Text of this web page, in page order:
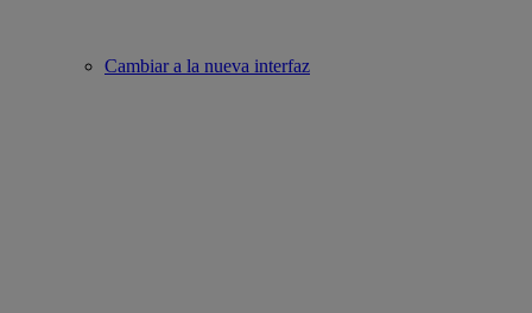
Cambiar a la nueva interfaz